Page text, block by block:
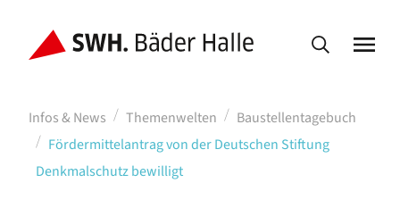
Infos & News Themenwelten
Baustellentagebuch
Fördermittelantrag von der Deutschen Stiftung
Denkmalschutz bewilligt